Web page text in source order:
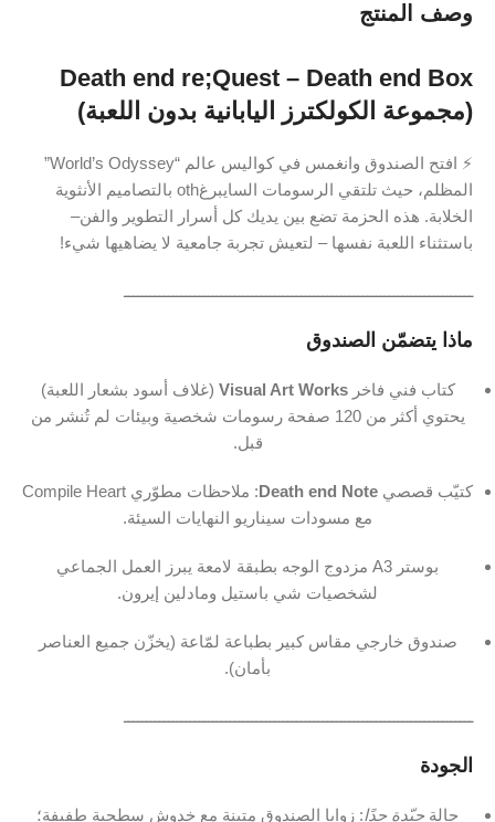
وصف المنتج
Death end re;Quest – ‎Death end Box‎
(مجموعة الكولكترز اليابانية بدون اللعبة)
⚡️ افتح الصندوق وانغمس في كواليس عالم “World’s Odyssey”
المظلم، حيث تلتقي الرسومات السايبرغoth بالتصاميم الأنثوية
الخلابة. هذه الحزمة تضع بين يديك كل أسرار التطوير والفن–
باستثناء اللعبة نفسها – لتعيش تجربة جامعية لا يضاهيها شيء!
ـــــــــــــــــــــــــــــــــــــــــــــــــــــــــــــــــــــــــــــــ
ماذا يتضمّن الصندوق
كتاب فني فاخرVisual Art Works (غلاف أسود بشعار اللعبة)
يحتوي أكثر من ‎120‎ صفحة رسومات شخصية وبيئات لم تُنشر من
قبل.
كتيّب قصصي Death end Note
: ملاحظات مطوّري Compile Heart
مع مسودات سيناريو النهايات السيئة.
بوستر A3 مزدوج الوجه بطبقة لامعة يبرز العمل الجماعي
لشخصيات شي باستيل ومادلين إيرون.
صندوق خارجي مقاس كبير بطباعة لمّاعة (يخزّن جميع العناصر
بأمان).
ـــــــــــــــــــــــــــــــــــــــــــــــــــــــــــــــــــــــــــــــ
الجودة
حالةجيّدة جدًا: زوايا الصندوق متينة مع خدوش سطحية طفيفة؛